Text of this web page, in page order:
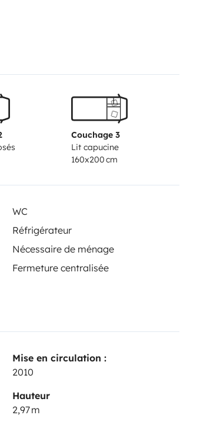
Couchage 3
Lit capucine
160x200 cm
WC
Réfrigérateur
Nécessaire de ménage
Fermeture centralisée
Mise en circulation :
2010
Hauteur
2,97 m